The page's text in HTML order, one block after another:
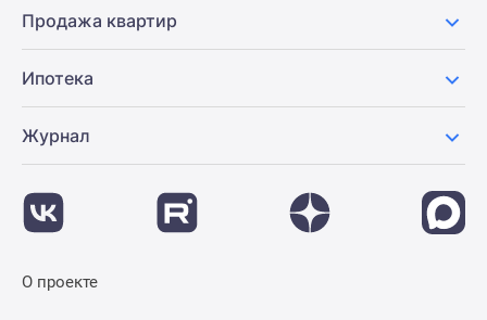
Продажа квартир
Ипотека
Журнал
О проекте